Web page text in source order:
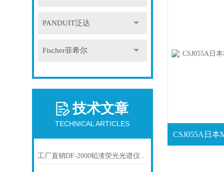
PANDUIT泛达
Fischer菲希尔
技术文章
TECHNICAL ARTICLES
工厂直销DF-2000铅渣荧光光谱仪技术参数